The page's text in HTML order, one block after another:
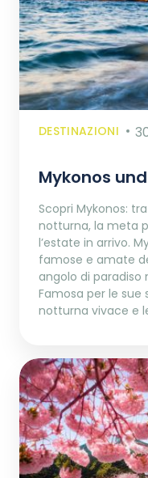
DESTINAZIONI
Mykonos
Scopri Mykonos:
notturna, la meta
l’estate in arrivo.
famose e amate
angolo di paradiso
Famosa per le
notturna vivace e